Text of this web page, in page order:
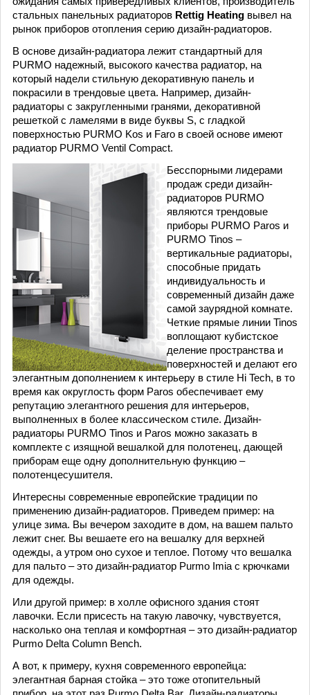
стальных панельных радиаторов Rettig Heating вывел на
рынок приборов отопления серию дизайн-радиаторов.
В основе дизайн-радиатора лежит стандартный для
PURMO надежный, высокого качества радиатор, на
который надели стильную декоративную панель и
покрасили в трендовые цвета. Например, дизайн-
радиаторы с закругленными гранями, декоративной
решеткой с ламелями в виде буквы S, с гладкой
поверхностью PURMO Kos и Faro в своей основе имеют
радиатор PURMO Ventil Compact.
Бесспорными лидерами
продаж среди дизайн-
радиаторов PURMO
являются трендовые
приборы PURMO Paros и
PURMO Tinos –
вертикальные радиаторы,
способные придать
индивидуальность и
современный дизайн даже
самой заурядной комнате.
Четкие прямые линии Tinos
воплощают кубистское
деление пространства и
поверхностей и делают его
элегантным дополнением к интерьеру в стиле Hi Tech, в то
время как округлость форм Paros обеспечивает ему
репутацию элегантного решения для интерьеров,
выполненных в более классическом стиле. Дизайн-
радиаторы PURMO Tinos и Paros можно заказать в
комплекте с изящной вешалкой для полотенец, дающей
приборам еще одну дополнительную функцию –
полотенцесушителя.
Интересны современные европейские традиции по
применению дизайн-радиаторов. Приведем пример: на
улице зима. Вы вечером заходите в дом, на вашем пальто
лежит снег. Вы вешаете его на вешалку для верхней
одежды, а утром оно сухое и теплое. Потому что вешалка
для пальто – это дизайн-радиатор Purmo Imia с крючками
для одежды.
Или другой пример: в холле офисного здания стоят
лавочки. Если присесть на такую лавочку, чувствуется,
насколько она теплая и комфортная – это дизайн-радиатор
Purmo Delta Column Bench.
А вот, к примеру, кухня современного европейца:
элегантная барная стойка – это тоже отопительный